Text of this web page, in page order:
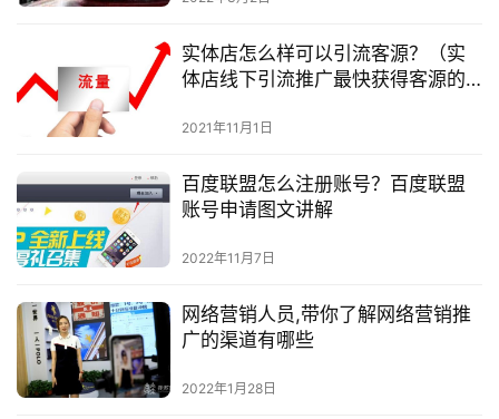
实体店怎么样可以引流客源？（实
体店线下引流推广最快获得客源的
2021年11月1日
百度联盟怎么注册账号？百度联盟
账号申请图文讲解
2022年11月7日
网络营销人员,带你了解网络营销推
广的渠道有哪些
2022年1月28日